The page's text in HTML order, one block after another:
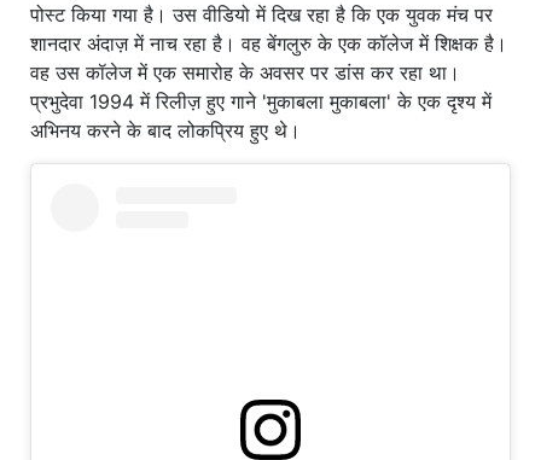
पोस्ट किया गया है। उस वीडियो में दिख रहा है कि एक युवक मंच पर
शानदार अंदाज़ में नाच रहा है। वह बेंगलुरु के एक कॉलेज में शिक्षक है।
वह उस कॉलेज में एक समारोह के अवसर पर डांस कर रहा था।
प्रभुदेवा 1994 में रिलीज़ हुए गाने 'मुकाबला मुकाबला' के एक दृश्य में
अभिनय करने के बाद लोकप्रिय हुए थे।